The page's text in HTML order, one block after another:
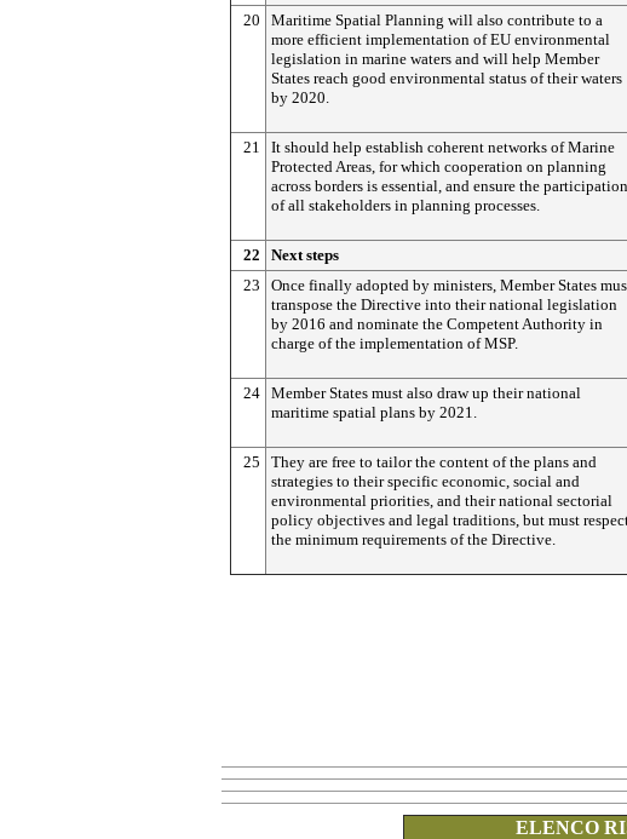
20
Maritime Spatial Planning will also contribute to a
more efficient implementation of EU environmental
legislation in marine waters and will help Member
States reach good environmental status of their waters
by 2020.
21
It should help establish coherent networks of Marine
Protected Areas, for which cooperation on planning
across borders is essential, and ensure the participation
of all stakeholders in planning processes.
22
Next steps
23
Once finally adopted by ministers, Member States
transpose the Directive into their national legislation
by 2016 and nominate the Competent Authority in
charge of the implementation of MSP.
24 Member States must also draw up their national
maritime spatial plans by 2021.
25
They are free to tailor the content of the plans and
strategies to their specific economic, social and
environmental priorities, and their national sectorial
policy objectives and legal traditions, but must
the minimum requirements of the Directive.
ELENCO